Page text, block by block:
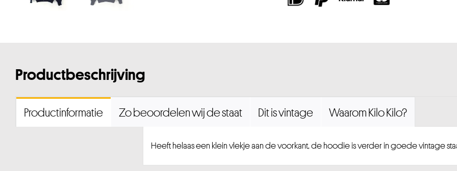
Productbeschrijving
Productinformatie Zo beoordelen wij de staat Dit is vintage Waarom Kilo Kilo?
Heeft helaas een klein vlekje aan de voorkant, de hoodie is verder in goede vintage